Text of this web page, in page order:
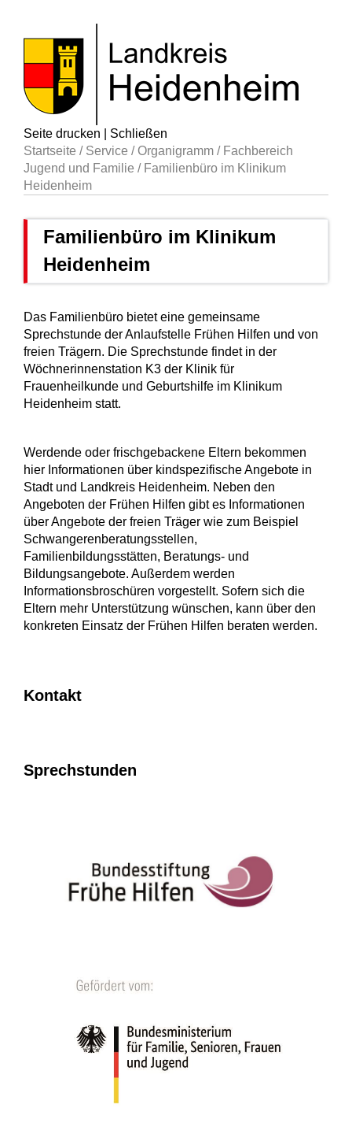
Seite drucken
Schließen
Startseite / Service /Organigramm / Fachbereich
Jugend und Familie / Familienbüro im Klinikum
Heidenheim
Familienbüro im Klinikum
Heidenheim
Das Familienbüro bietet eine gemeinsame
Sprechstunde der Anlaufstelle Frühen Hilfen und von
freien Trägern. Die Sprechstunde findet in der
Wöchnerinnenstation K3 der Klinik für
Frauenheilkunde und Geburtshilfe im Klinikum
Heidenheim statt.
Werdende oder frischgebackene Eltern bekommen
hier Informationen über kindspezifische Angebote in
Stadt und Landkreis Heidenheim. Neben den
Angeboten der Frühen Hilfen gibt es Informationen
über Angebote der freien Träger wie zum Beispiel
Schwangerenberatungsstellen,
Familienbildungsstätten, Beratungs- und
Bildungsangebote. Außerdem werden
Informationsbroschüren vorgestellt. Sofern sich die
Eltern mehr Unterstützung wünschen, kann über den
konkreten Einsatz der Frühen Hilfen beraten werden.
Kontakt
Sprechstunden